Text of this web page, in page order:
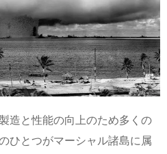
造と性能の向上のため多くの
ひとつがマーシャル諸島に属